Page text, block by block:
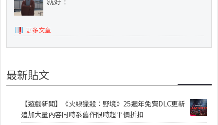
更多文章
最新貼文
【遊戲新聞】《火線獵殺：野境》25週年免費DLC更新
追加大量內容同時系舊作限時超平價折扣